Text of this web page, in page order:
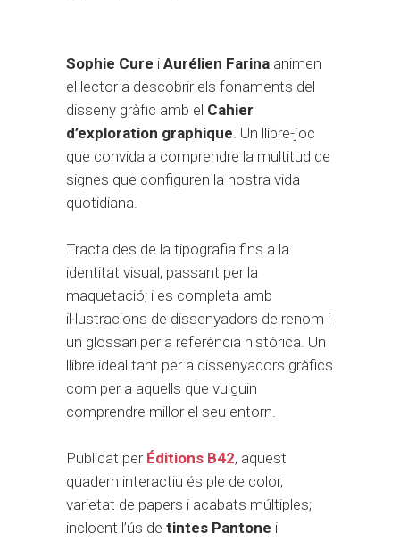
Sophie Cure i Aurélien Farina animen
el lector a descobrir els fonaments del
disseny gràfic amb el Cahier
d’exploration graphique. Un llibre-joc
que convida a comprendre la multitud de
signes que configuren la nostra vida
quotidiana.
Tracta des de la tipografia fins a la
identitat visual, passant per la
maquetació; i es completa amb
il·lustracions de dissenyadors de renom i
un glossari per a referència històrica. Un
llibre ideal tant per a dissenyadors gràfics
com per a aquells que vulguin
comprendre millor el seu entorn.
Publicat per Éditions B42, aquest
quadern interactiu és ple de color,
varietat de papers i acabats múltiples;
incloent l’ús de tintes Pantone i